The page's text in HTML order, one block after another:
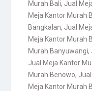
Murah Bali, Jual
Meja Kantor Murah
Bangkalan, Jual
Meja Kantor Murah
Murah Banyuwangi,
Jual Meja Kantor
Murah Benowo,
Meja Kantor Murah